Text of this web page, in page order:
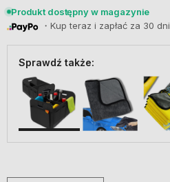
Produkt dostępny w magazynie
・Kup teraz i zapłać za 30 dni
Sprawdź także: